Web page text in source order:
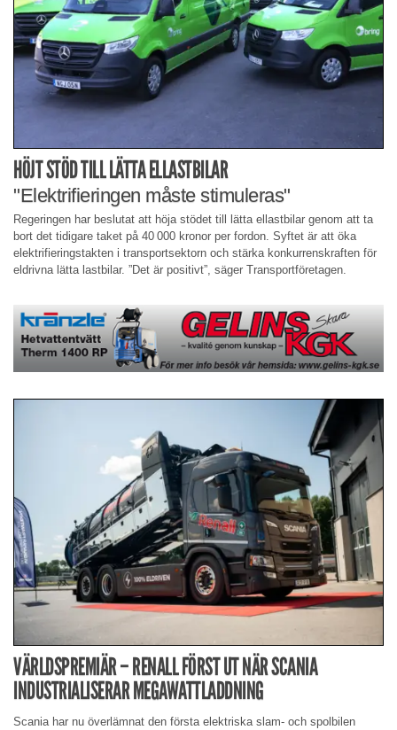
HÖJT STÖD TILL LÄTTA ELLASTBILAR
"Elektrifieringen måste stimuleras"
Regeringen har beslutat att höja stödet till lätta ellastbilar genom att ta
bort det tidigare taket på 40 000 kronor per fordon. Syftet är att öka
elektrifieringstakten i transportsektorn och stärka konkurrenskraften för
eldrivna lätta lastbilar. ”Det är positivt”, säger Transportföretagen.
VÄRLDSPREMIÄR – RENALL FÖRST UT NÄR SCANIA
INDUSTRIALISERAR MEGAWATTLADDNING
Scania har nu överlämnat den första elektriska slam- och spolbilen